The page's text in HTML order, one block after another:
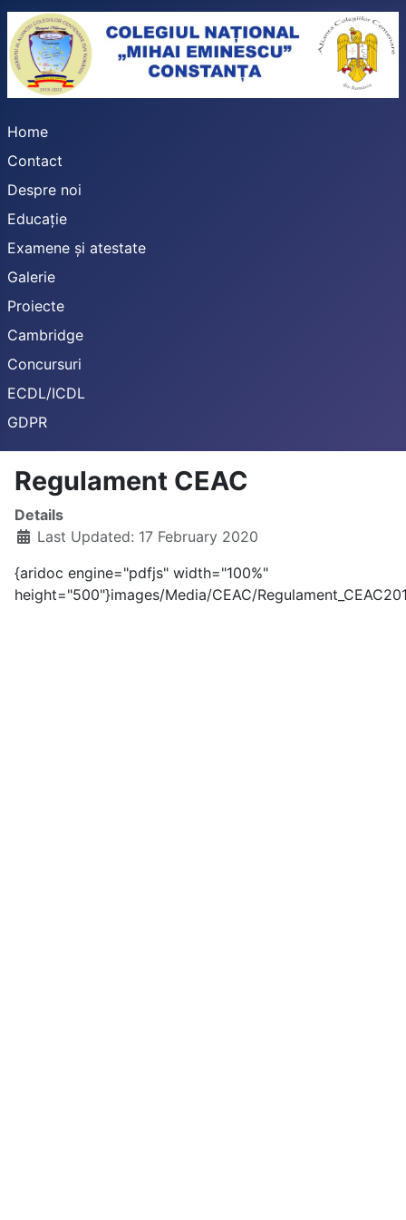
Home
Contact
Despre noi
Educație
Examene și atestate
Galerie
Proiecte
Cambridge
Concursuri
ECDL/ICDL
GDPR
Regulament CEAC
Details
Last Updated: 17 February 2020
{aridoc engine="pdfjs" width="100%"
height="500"}images/Media/CEAC/